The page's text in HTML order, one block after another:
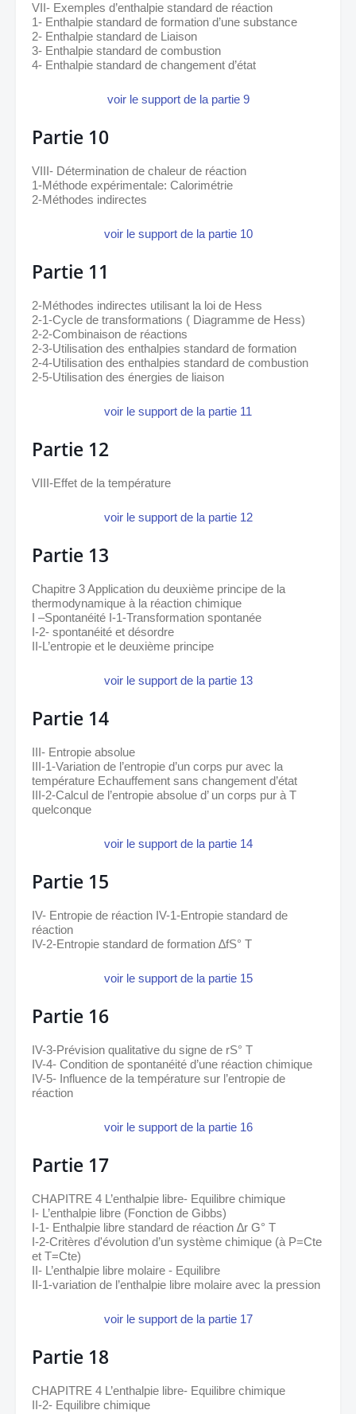
VII- Exemples d’enthalpie standard de réaction
1- Enthalpie standard de formation d’une substance
2- Enthalpie standard de Liaison
3- Enthalpie standard de combustion
4- Enthalpie standard de changement d’état
voir le support de la partie 9
Partie 10
VIII- Détermination de chaleur de réaction
1-Méthode expérimentale: Calorimétrie
2-Méthodes indirectes
voir le support de la partie 10
Partie 11
2-Méthodes indirectes utilisant la loi de Hess
2-1-Cycle de transformations ( Diagramme de Hess)
2-2-Combinaison de réactions
2-3-Utilisation des enthalpies standard de formation
2-4-Utilisation des enthalpies standard de combustion
2-5-Utilisation des énergies de liaison
voir le support de la partie 11
Partie 12
VIII-Effet de la température
voir le support de la partie 12
Partie 13
Chapitre 3 Application du deuxième principe de la
thermodynamique à la réaction chimique
I –Spontanéité I-1-Transformation spontanée
I-2- spontanéité et désordre
II-L’entropie et le deuxième principe
voir le support de la partie 13
Partie 14
III- Entropie absolue
III-1-Variation de l’entropie d’un corps pur avec la
température Echauffement sans changement d’état
III-2-Calcul de l’entropie absolue d’ un corps pur à T
quelconque
voir le support de la partie 14
Partie 15
IV- Entropie de réaction IV-1-Entropie standard de
réaction
IV-2-Entropie standard de formation ∆fS° T
voir le support de la partie 15
Partie 16
IV-3-Prévision qualitative du signe de rS° T
IV-4- Condition de spontanéité d’une réaction chimique
IV-5- Influence de la température sur l’entropie de
réaction
voir le support de la partie 16
Partie 17
CHAPITRE 4 L’enthalpie libre- Equilibre chimique
I- L’enthalpie libre (Fonction de Gibbs)
I-1- Enthalpie libre standard de réaction ∆r G° T
I-2-Critères d'évolution d’un système chimique (à P=Cte
et T=Cte)
II- L’enthalpie libre molaire - Equilibre
II-1-variation de l’enthalpie libre molaire avec la pression
voir le support de la partie 17
Partie 18
CHAPITRE 4 L’enthalpie libre- Equilibre chimique
II-2- Equilibre chimique